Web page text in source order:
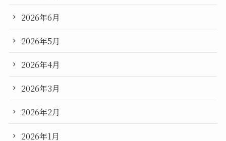
2026年6月
2026年5月
2026年4月
2026年3月
2026年2月
2026年1月